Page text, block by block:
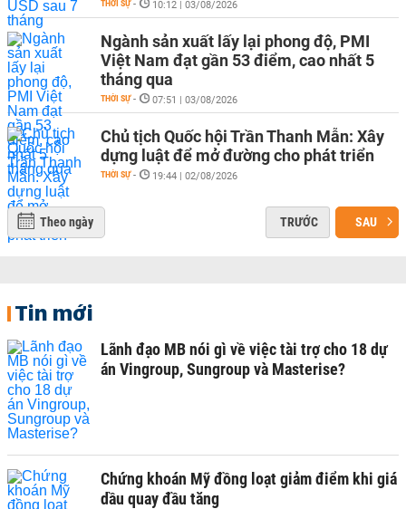
THỜI SỰ - 10:12 | 03/08/2026
Ngành sản xuất lấy lại phong độ, PMI
Việt Nam đạt gần 53 điểm, cao nhất 5
tháng qua
THỜI SỰ - 07:51 | 03/08/2026
Chủ tịch Quốc hội Trần Thanh Mẫn: Xây
dựng luật để mở đường cho phát triển
THỜI SỰ - 19:44 | 02/08/2026
Theo ngày TRƯỚC SAU
Tin mới
Lãnh đạo MB nói gì về việc tài trợ cho 18 dự
án Vingroup, Sungroup và Masterise?
Chứng khoán Mỹ đồng loạt giảm điểm khi giá
dầu quay đầu tăng